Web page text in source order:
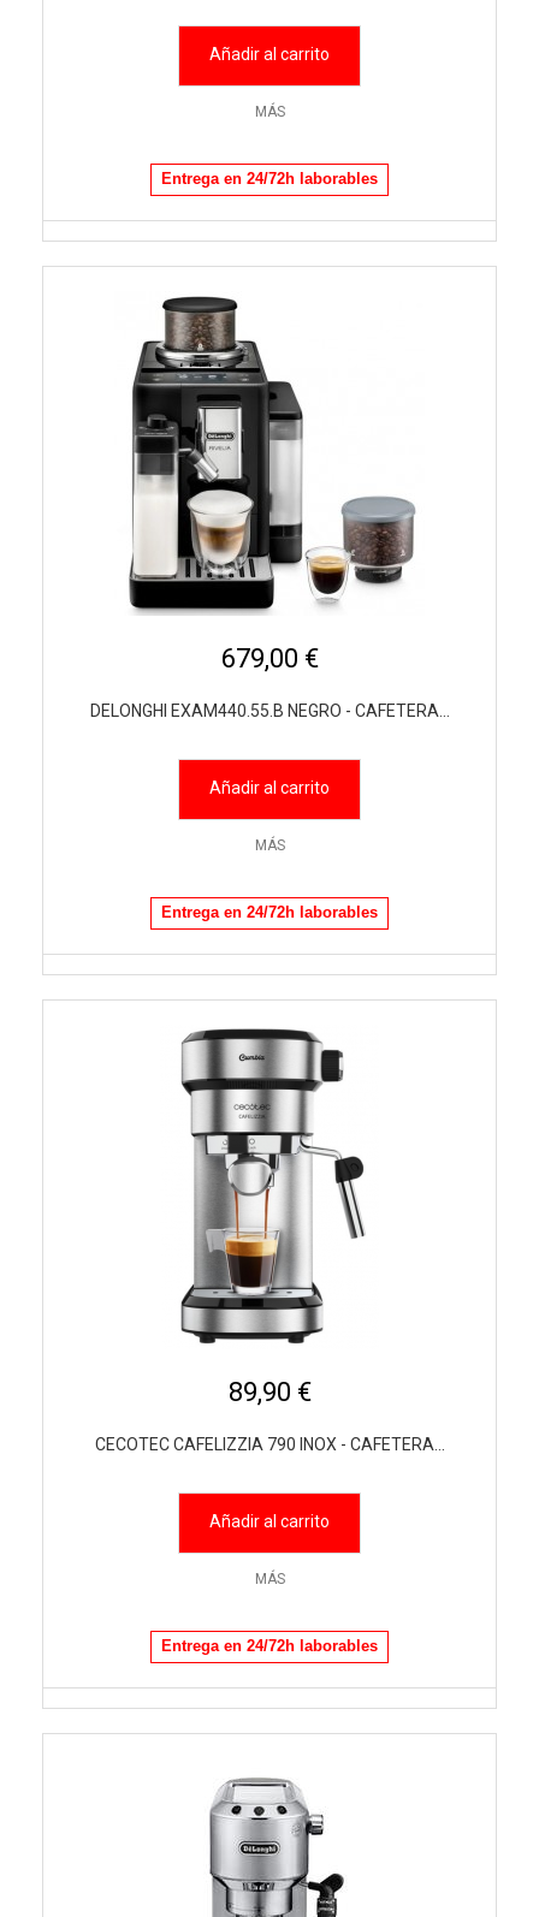
Añadir al carrito
MÁS
Entrega en 24/72h laborables
679,00 €
DELONGHI EXAM440.55.B NEGRO - CAFETERA...
Añadir al carrito
MÁS
Entrega en 24/72h laborables
89,90 €
CECOTEC CAFELIZZIA 790 INOX - CAFETERA...
Añadir al carrito
MÁS
Entrega en 24/72h laborables